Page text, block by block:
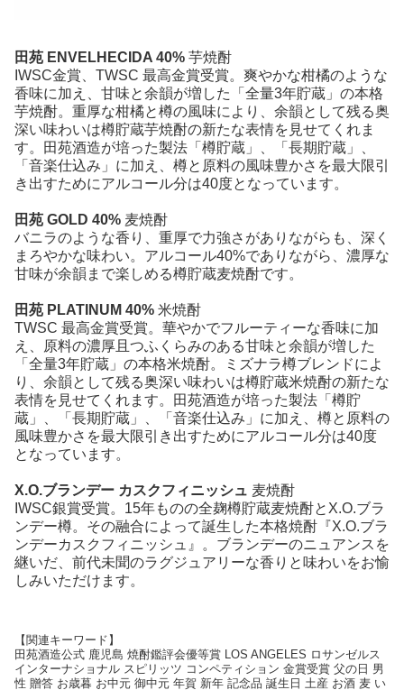
田苑 ENVELHECIDA 40% 芋焼酎
IWSC金賞、TWSC 最高金賞受賞。爽やかな柑橘のような
香味に加え、甘味と余韻が増した「全量3年貯蔵」の本格
芋焼酎。重厚な柑橘と樽の風味により、余韻として残る奥
深い味わいは樽貯蔵芋焼酎の新たな表情を見せてくれま
す。田苑酒造が培った製法「樽貯蔵」、「長期貯蔵」、
「音楽仕込み」に加え、樽と原料の風味豊かさを最大限引
き出すためにアルコール分は40度となっています。
田苑 GOLD 40% 麦焼酎
バニラのような香り、重厚で力強さがありながらも、深く
まろやかな味わい。アルコール40%でありながら、濃厚な
甘味が余韻まで楽しめる樽貯蔵麦焼酎です。
田苑 PLATINUM 40% 米焼酎
TWSC 最高金賞受賞。華やかでフルーティーな香味に加
え、原料の濃厚且つふくらみのある甘味と余韻が増した
「全量3年貯蔵」の本格米焼酎。ミズナラ樽ブレンドによ
り、余韻として残る奥深い味わいは樽貯蔵米焼酎の新たな
表情を見せてくれます。田苑酒造が培った製法「樽貯
蔵」、「長期貯蔵」、「音楽仕込み」に加え、樽と原料の
風味豊かさを最大限引き出すためにアルコール分は40度
となっています。
X.O.ブランデー カスクフィニッシュ 麦焼酎
IWSC銀賞受賞。15年ものの全麹樽貯蔵麦焼酎とX.O.ブラ
ンデー樽。その融合によって誕生した本格焼酎『X.O.ブラ
ンデーカスクフィニッシュ』。ブランデーのニュアンスを
継いだ、前代未聞のラグジュアリーな香りと味わいをお愉
しみいただけます。
【関連キーワード】
田苑酒造公式 鹿児島 焼酎鑑評会優等賞 LOS ANGELES ロサンゼルス
インターナショナル スピリッツ コンペティション 金賞受賞 父の日 男
性 贈答 お歳暮 お中元 御中元 年賀 新年 記念品 誕生日 土産 お酒 麦 い